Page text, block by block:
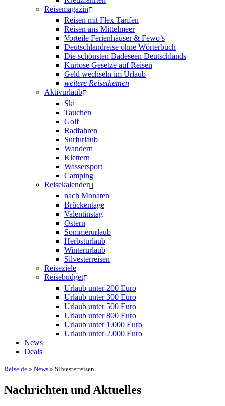
Reisemagazin
Reisen mit Flex Tarifen
Reisen ans Mittelmeer
Vorteile Ferienhäuser & Fewo’s
Deutschlandreise ohne Wörterbuch
Die schönsten Badeseen Deutschlands
Kuriose Gesetze auf Reisen
Geld wechseln im Urlaub
weitere Reisethemen
Aktivurlaub
Ski
Tauchen
Golf
Radfahren
Surfurlaub
Wandern
Klettern
Wassersport
Camping
Reisekalender
nach Monaten
Brückentage
Valentinstag
Ostern
Sommerurlaub
Herbsturlaub
Winterurlaub
Silvesterreisen
Reiseziele
Reisebudget
Urlaub unter 200 Euro
Urlaub unter 300 Euro
Urlaub unter 500 Euro
Urlaub unter 800 Euro
Urlaub unter 1.000 Euro
Urlaub unter 2.000 Euro
News
Deals
Reise.de » News » Silvesterreisen
Nachrichten und Aktuelles